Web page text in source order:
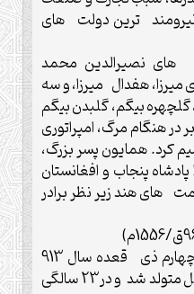
ترین دولت های
های نصیرالدین محمد
هفدال میرزا، و سه
بیگم، گلبدن بیگم
در هنگام مرگ، امپراتوری
کرد. همایون پسر بزرگ،
پادشاه پنجاب و افغانستان
های هند زیر نظر برادر
همایون در شب سه شنبه چهارم ذی قعده سال 913
قمری/1508میلادی در ارگ کابل متولد شد و در23 سالگی